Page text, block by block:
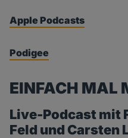
Apple Podcasts
Podigee
EINFACH MAL
Live-Podcast mit
Feld und Carsten